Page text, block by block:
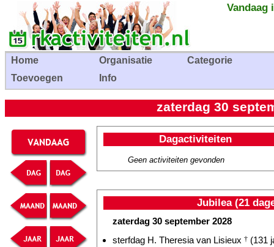
Vandaag
Home Organisatie
Categorie
Toevoegen
Info
zaterdag 30
Dagactiviteiten
Geen activiteiten gevonden
Jubilea (21
zaterdag 30 september 2028
sterfdag H. Theresia van Lisieux † (131